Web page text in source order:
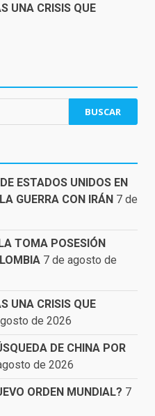
UNA CRISIS QUE
ESTADOS UNIDOS EN
GUERRA CON IRÁN 7 de
TOMA POSESIÓN
7 de agosto de
UNA CRISIS QUE
de 2026
DE CHINA POR
de 2026
ORDEN MUNDIAL? 7